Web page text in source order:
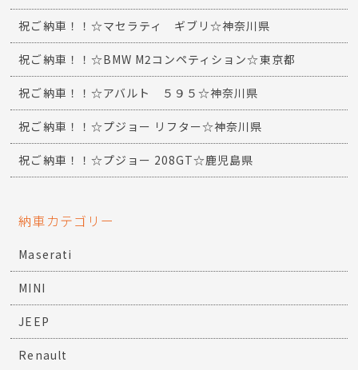
祝ご納車！！☆マセラティ ギブリ☆神奈川県
祝ご納車！！☆BMW M2コンペティション☆東京都
祝ご納車！！☆アバルト ５９５☆神奈川県
祝ご納車！！☆プジョー リフター☆神奈川県
祝ご納車！！☆プジョー 208GT☆鹿児島県
納車カテゴリー
Maserati
MINI
JEEP
Renault